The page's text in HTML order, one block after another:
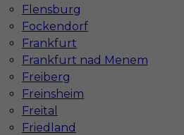
Flensburg
Fockendorf
Frankfurt
Frankfurt nad Menem
Freiberg
Freinsheim
Freital
Friedland
Murarz - praca w Niemczech
Kategoria